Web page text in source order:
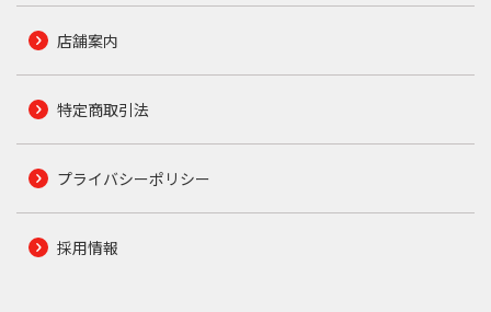
店舗案内
特定商取引法
プライバシーポリシー
採用情報